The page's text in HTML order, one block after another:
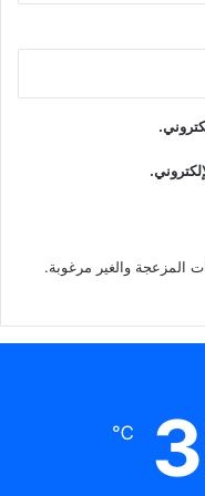
العام، ولا يتعارض ذلك
يتم إصدار القرار
إلا بعد التصديق عليه من
وأن يكون المريض
تقل عن عام كأحد الشروط
رفض استقبال أي مريض
إذا ثبت مرضه
التأكد من مرضه
ولا يجوز رفض
قرار من وزير الصحة.
℃